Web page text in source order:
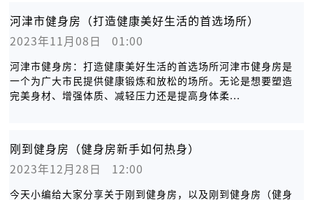
河津市健身房（打造健康美好生活的首选场所）
2023年11月08日   01:00
河津市健身房：打造健康美好生活的首选场所河津市健身房是
一个为广大市民提供健康锻炼和放松的场所。无论是想要塑造
完美身材、增强体质、减轻压力还是提高身体柔...
刚到健身房（健身房新手如何热身）
2023年12月28日   12:00
今天小编给大家分享关于刚到健身房，以及刚到健身房（健身